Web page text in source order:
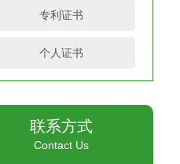
专利证书
个人证书
联系方式
Contact Us